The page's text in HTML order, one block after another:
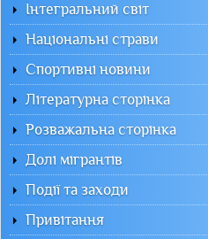
Інтегральний світ
Національні страви
Спортивні новини
Літературна сторінка
Розважальна сторінка
Долі мігрантів
Події та заходи
Привітання